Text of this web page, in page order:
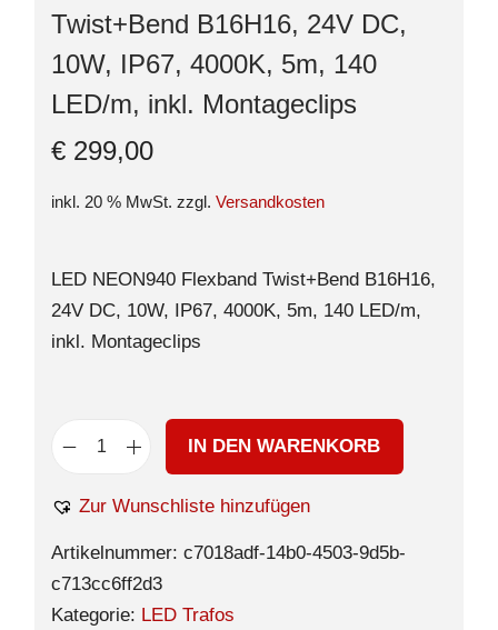
Twist+Bend B16H16, 24V DC,
10W, IP67, 4000K, 5m, 140
LED/m, inkl. Montageclips
€ 299,00
inkl. 20 % MwSt. zzgl. Versandkosten
LED NEON940 Flexband Twist+Bend B16H16,
24V DC, 10W, IP67, 4000K, 5m, 140 LED/m,
inkl. Montageclips
IN DEN WARENKORB
Zur Wunschliste hinzufügen
Artikelnummer: c7018adf-14b0-4503-9d5b-
c713cc6ff2d3
Kategorie: LED Trafos